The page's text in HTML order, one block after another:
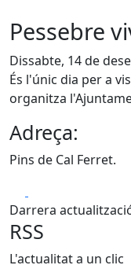
Pessebre
Dissabte, 14 de
És l'únic dia per a
organitza
Adreça:
Pins de Cal Ferret.
Darrera
RSS
L'actualitat a un clic